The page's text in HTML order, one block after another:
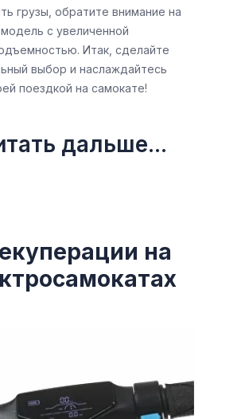
грузы, обратите внимание на
модель с увеличенной
Итак, сделайте
выбор и наслаждайтесь
поездкой на самокате!
дальше...
на